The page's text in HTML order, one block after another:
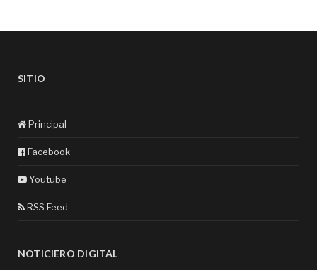
SITIO
Principal
Facebook
Youtube
RSS Feed
NOTICIERO DIGITAL